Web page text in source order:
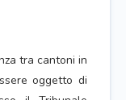
tra cantoni in
oggetto di